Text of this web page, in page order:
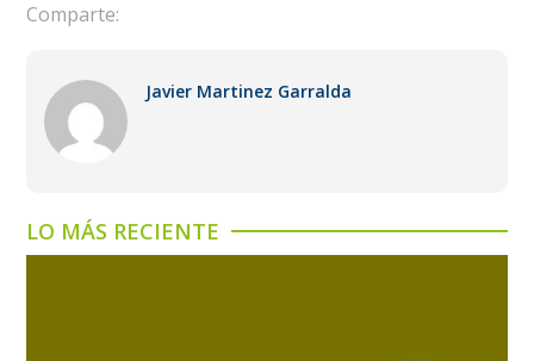
Comparte:
Javier Martinez Garralda
LO MÁS RECIENTE